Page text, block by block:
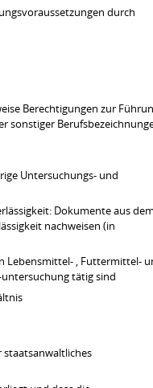
durch
Berechtigungen zur
sonstiger
Untersuchungs- und
Dokumente aus dem
nachweisen (in
Lebensmittel- , Futtermittel-
tätig sind
staatsanwaltliches